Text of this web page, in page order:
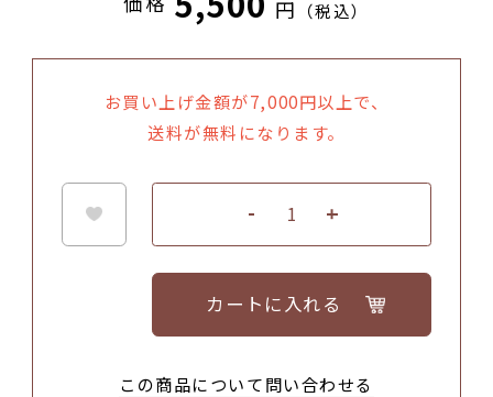
円 （税込）
お買い上げ金額が7,000円以上で、
送料が無料になります。
カートに入れる
この商品について問い合わせる